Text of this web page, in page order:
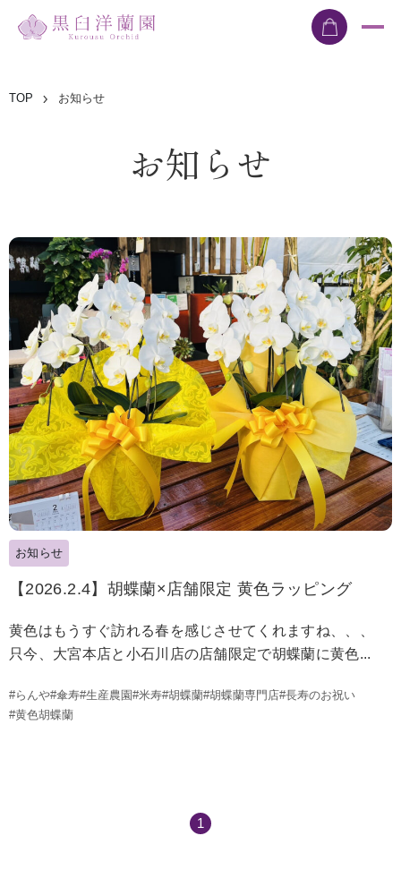
TOP お知らせ
お知らせ
お知らせ
【2026.2.4】胡蝶蘭×店舗限定 黄色ラッピング
黄色はもうすぐ訪れる春を感じさせてくれますね、、、
只今、大宮本店と小石川店の店舗限定で胡蝶蘭に黄色...
#らんや#傘寿#生産農園#米寿#胡蝶蘭#胡蝶蘭専門店#長寿のお祝い
#黄色胡蝶蘭
1